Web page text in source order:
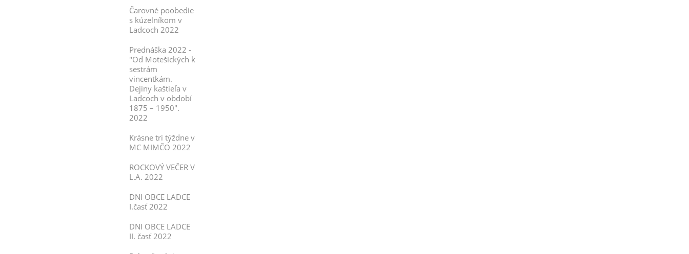
Čarovné poobedie
s kúzelníkom v
Ladcoch 2022
Prednáška 2022 -
"Od Motešických k
sestrám
vincentkám.
Dejiny kaštieľa v
Ladcoch v období
1875 – 1950".
2022
Krásne tri týždne v
MC MIMČO 2022
ROCKOVÝ VEČER V
L.A. 2022
DNI OBCE LADCE
I.časť 2022
DNI OBCE LADCE
II. časť 2022